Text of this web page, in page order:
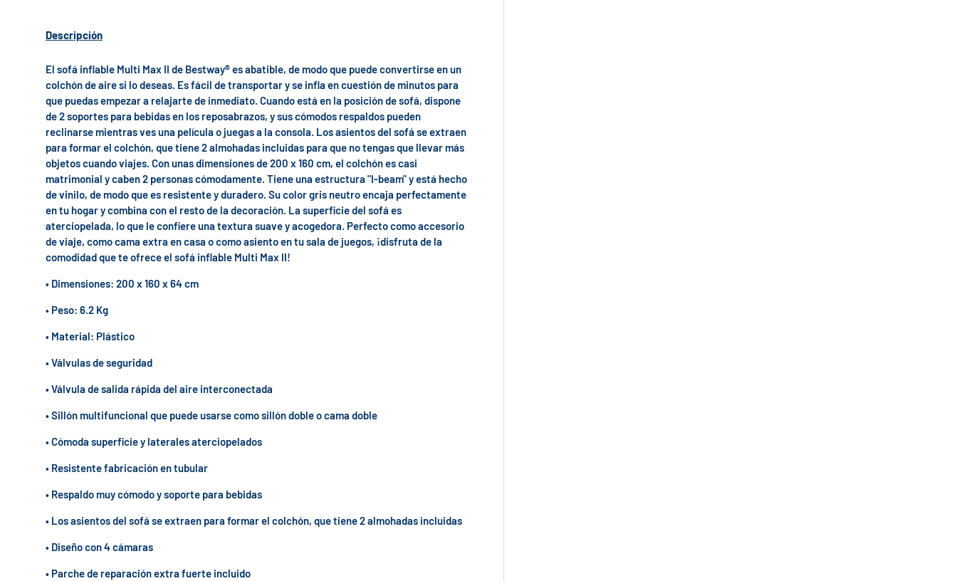
Descripción
El sofá inflable Multi Max II de Bestway® es abatible, de modo que puede convertirse en un
colchón de aire si lo deseas. Es fácil de transportar y se infla en cuestión de minutos para
que puedas empezar a relajarte de inmediato. Cuando está en la posición de sofá, dispone
de 2 soportes para bebidas en los reposabrazos, y sus cómodos respaldos pueden
reclinarse mientras ves una película o juegas a la consola. Los asientos del sofá se extraen
para formar el colchón, que tiene 2 almohadas incluidas para que no tengas que llevar más
objetos cuando viajes. Con unas dimensiones de 200 x 160 cm, el colchón es casi
matrimonial y caben 2 personas cómodamente. Tiene una estructura "I-beam" y está hecho
de vinilo, de modo que es resistente y duradero. Su color gris neutro encaja perfectamente
en tu hogar y combina con el resto de la decoración. La superficie del sofá es
aterciopelada, lo que le confiere una textura suave y acogedora. Perfecto como accesorio
de viaje, como cama extra en casa o como asiento en tu sala de juegos, ¡disfruta de la
comodidad que te ofrece el sofá inflable Multi Max II!
• Dimensiones: 200 x 160 x 64 cm
• Peso: 6.2 Kg
• Material: Plástico
• Válvulas de seguridad
• Válvula de salida rápida del aire interconectada
• Sillón multifuncional que puede usarse como sillón doble o cama doble
• Cómoda superficie y laterales aterciopelados
• Resistente fabricación en tubular
• Respaldo muy cómodo y soporte para bebidas
• Los asientos del sofá se extraen para formar el colchón, que tiene 2 almohadas incluidas
• Diseño con 4 cámaras
• Parche de reparación extra fuerte incluido